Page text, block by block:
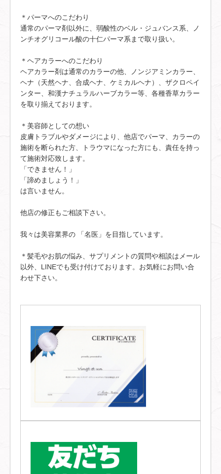
＊パーマへのこだわり
通常のパーマ剤以外に、弱酸性のベル・ジュバンス系、ノ
ンチオグリコール酸の十仁パーマ系まで取り扱い。
＊ヘアカラーへのこだわり
ヘアカラー剤は通常のカラーの他、ノンジアミンカラー、
ヘナ（天然ヘナ、合成ヘナ、ケミカルヘナ）、ザクロペイ
ンター、和漢ナチュラルハーブカラー等、各種香草カラー
を取り揃えております。
＊美容師としての想い
皮膚トラブルやダメージにより、他店でパーマ、カラーの
施術を断られた方、トラウマになった方にも、責任を持っ
て施術対応致します。
「できません！」
「諦めましょう！」
は言いません。
他店の修正もご相談下さい。
我々は美容業界の 「名医」を目指しています。
＊髪毛やお肌の悩み、サプリメントの質問や相談はメール
以外、LINEでも受け付けております。お気軽にお問い合
わせ下さい。